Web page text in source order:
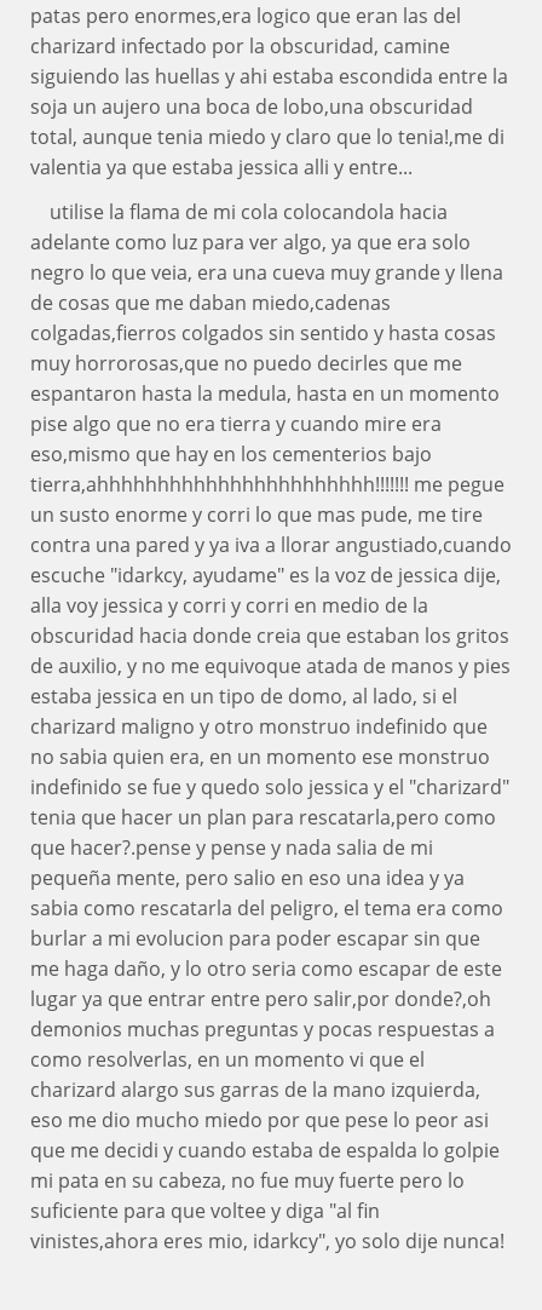
patas pero enormes,era logico que eran las del
charizard infectado por la obscuridad, camine
siguiendo las huellas y ahi estaba escondida entre la
soja un aujero una boca de lobo,una obscuridad
total, aunque tenia miedo y claro que lo tenia!,me di
valentia ya que estaba jessica alli y entre...
utilise la flama de mi cola colocandola hacia
adelante como luz para ver algo, ya que era solo
negro lo que veia, era una cueva muy grande y llena
de cosas que me daban miedo,cadenas
colgadas,fierros colgados sin sentido y hasta cosas
muy horrorosas,que no puedo decirles que me
espantaron hasta la medula, hasta en un momento
pise algo que no era tierra y cuando mire era
eso,mismo que hay en los cementerios bajo
tierra,ahhhhhhhhhhhhhhhhhhhhhhh!!!!!!! me pegue
un susto enorme y corri lo que mas pude, me tire
contra una pared y ya iva a llorar angustiado,cuando
escuche "idarkcy, ayudame" es la voz de jessica dije,
alla voy jessica y corri y corri en medio de la
obscuridad hacia donde creia que estaban los gritos
de auxilio, y no me equivoque atada de manos y pies
estaba jessica en un tipo de domo, al lado, si el
charizard maligno y otro monstruo indefinido que
no sabia quien era, en un momento ese monstruo
indefinido se fue y quedo solo jessica y el "charizard"
tenia que hacer un plan para rescatarla,pero como
que hacer?.pense y pense y nada salia de mi
pequeña mente, pero salio en eso una idea y ya
sabia como rescatarla del peligro, el tema era como
burlar a mi evolucion para poder escapar sin que
me haga daño, y lo otro seria como escapar de este
lugar ya que entrar entre pero salir,por donde?,oh
demonios muchas preguntas y pocas respuestas a
como resolverlas, en un momento vi que el
charizard alargo sus garras de la mano izquierda,
eso me dio mucho miedo por que pese lo peor asi
que me decidi y cuando estaba de espalda lo golpie
mi pata en su cabeza, no fue muy fuerte pero lo
suficiente para que voltee y diga "al fin
vinistes,ahora eres mio, idarkcy", yo solo dije nunca!